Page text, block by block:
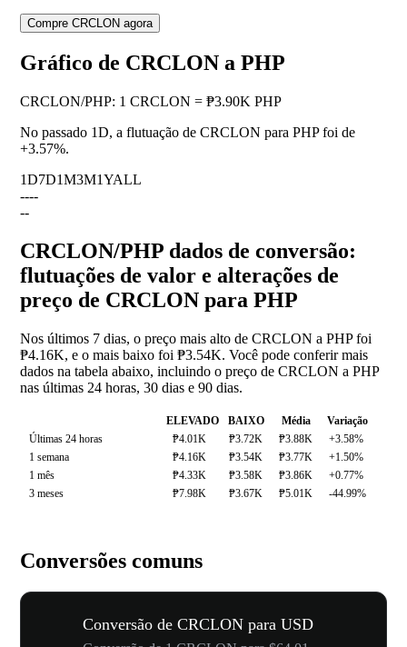
Compre CRCLON agora
Gráfico de CRCLON a PHP
CRCLON/PHP: 1 CRCLON = ₱3.90K PHP
No passado 1D, a flutuação de CRCLON para PHP foi de
+3.57%.
1D7D1M3M1YALL
----
--
CRCLON/PHP dados de conversão:
flutuações de valor e alterações de
preço de CRCLON para PHP
Nos últimos 7 dias, o preço mais alto de CRCLON a PHP foi
₱4.16K, e o mais baixo foi ₱3.54K. Você pode conferir mais
dados na tabela abaixo, incluindo o preço de CRCLON a PHP
nas últimas 24 horas, 30 dias e 90 dias.
ELEVADO BAIXO Média
Variação
Últimas 24 horas
₱4.01K ₱3.72K ₱3.88K
+3.58%
1 semana
₱4.16K ₱3.54K ₱3.77K
+1.50%
1 mês
₱4.33K ₱3.58K ₱3.86K
+0.77%
3 meses
₱7.98K ₱3.67K ₱5.01K -44.99%
Conversões comuns
Conversão de CRCLON para USD